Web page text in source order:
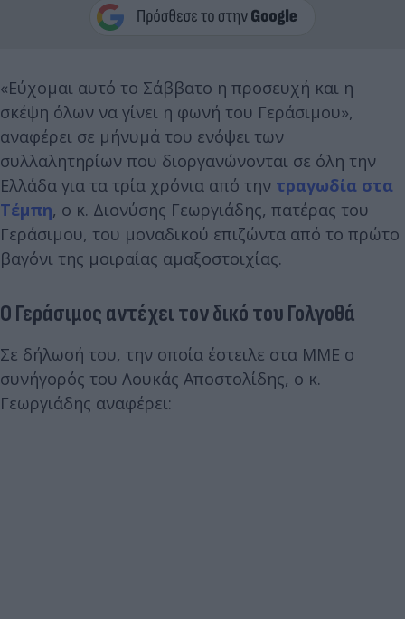
«Εύχομαι αυτό το Σάββατο η προσευχή και η
σκέψη όλων να γίνει η φωνή του Γεράσιμου»,
αναφέρει σε μήνυμά του ενόψει των
συλλαλητηρίων που διοργανώνονται σε όλη την
Ελλάδα για τα τρία χρόνια από την τραγωδία στα
Τέμπη, ο κ. Διονύσης Γεωργιάδης, πατέρας του
Γεράσιμου, του μοναδικού επιζώντα από το πρώτο
βαγόνι της μοιραίας αμαξοστοιχίας.
Ο Γεράσιμος αντέχει τον δικό του Γολγοθά
Σε δήλωσή του, την οποία έστειλε στα ΜΜΕ ο
συνήγορός του Λουκάς Αποστολίδης, ο κ.
Γεωργιάδης αναφέρει: